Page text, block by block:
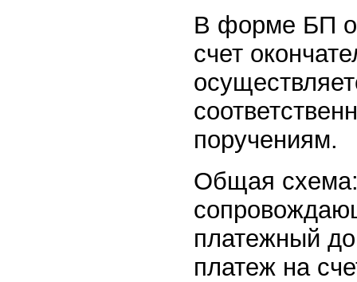
В форме БП
счет
поручениям.
Общая схема:
платежный
платеж на